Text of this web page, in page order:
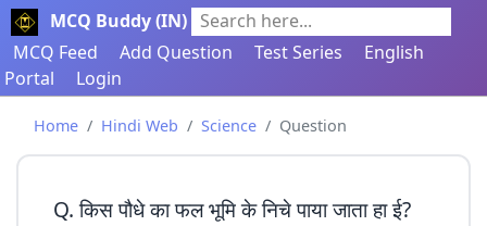
MCQ Buddy (IN) Search here...
MCQ Feed
Add Question Test Series
English
Portal
Login
Home Hindi Web Science Question
Q. किस पौधे का फल भूमि के निचे पाया जाता हा ई?